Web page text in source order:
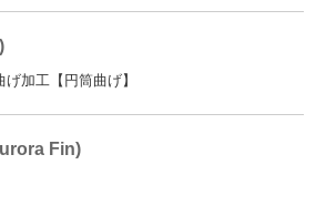
加工【円筒曲げ】
Fin)